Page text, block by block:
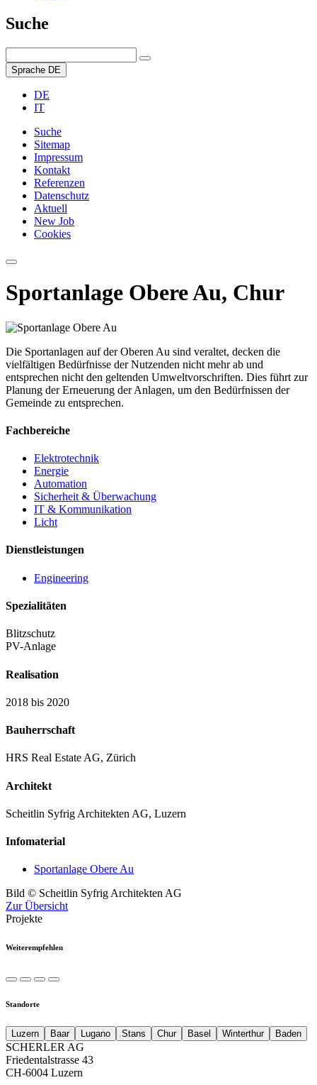
Suche
Sprache DE
DE
IT
Suche
Sitemap
Impressum
Kontakt
Referenzen
Datenschutz
Aktuell
New Job
Cookies
Sportanlage Obere Au, Chur
Die Sportanlagen auf der Oberen Au sind veraltet, decken die
vielfältigen Bedürfnisse der Nutzenden nicht mehr ab und
entsprechen nicht den geltenden Umweltvorschriften. Dies führt zur
Planung der Erneuerung der Anlagen, um den Bedürfnissen der
Gemeinde zu entsprechen.
Fachbereiche
Elektrotechnik
Energie
Automation
Sicherheit & Überwachung
IT & Kommunikation
Licht
Dienstleistungen
Engineering
Spezialitäten
Blitzschutz
PV-Anlage
Realisation
2018 bis 2020
Bauherrschaft
HRS Real Estate AG, Zürich
Architekt
Scheitlin Syfrig Architekten AG, Luzern
Infomaterial
Sportanlage Obere Au
Bild © Scheitlin Syfrig Architekten AG
Zur Übersicht
Projekte
Weiterempfehlen
Standorte
Luzern Baar Lugano Stans Chur Basel Winterthur Baden
SCHERLER AG
Friedentalstrasse 43
CH-6004 Luzern